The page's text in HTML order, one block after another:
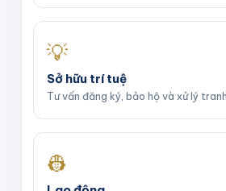
💡
Sở hữu trí tuệ
Tư vấn đăng ký, bảo hộ và xử lý
👷